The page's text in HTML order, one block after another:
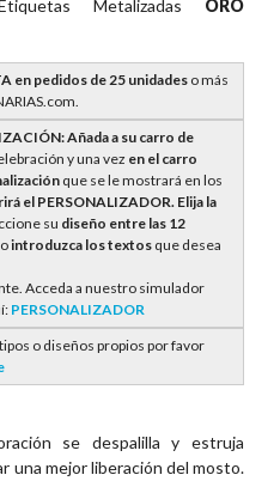
Metalizadas ORO
en pedidos de 25 unidades o más
Añada a su carro de
y una vez en el carro
que se le mostrará en los
el PERSONALIZADOR. Elija la
su diseño entre las 12
introduzca los textos que desea
Acceda a nuestro simulador
PERSONALIZADOR
o diseños propios por favor
se despalilla y estruja
una mejor liberación del mosto.